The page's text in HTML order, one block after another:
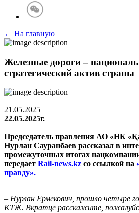
← На главную
Железные дороги –
стратегический актив страны
21.05.2025
22.05.2025г.
Председатель правления АО «НК
Нурлан Сауранбаев рассказал в
промежуточных итогах
передает Rail-news.kz со ссылкой на
правду».
– Нурлан Ермекович, прошло четыре
КТЖ. Вкратце расскажите,